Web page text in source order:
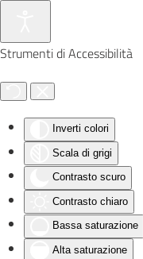
Strumenti di Accessibilità
Inverti colori
Scala di grigi
Contrasto scuro
Contrasto chiaro
Bassa saturazione
Alta saturazione
Skip to main content